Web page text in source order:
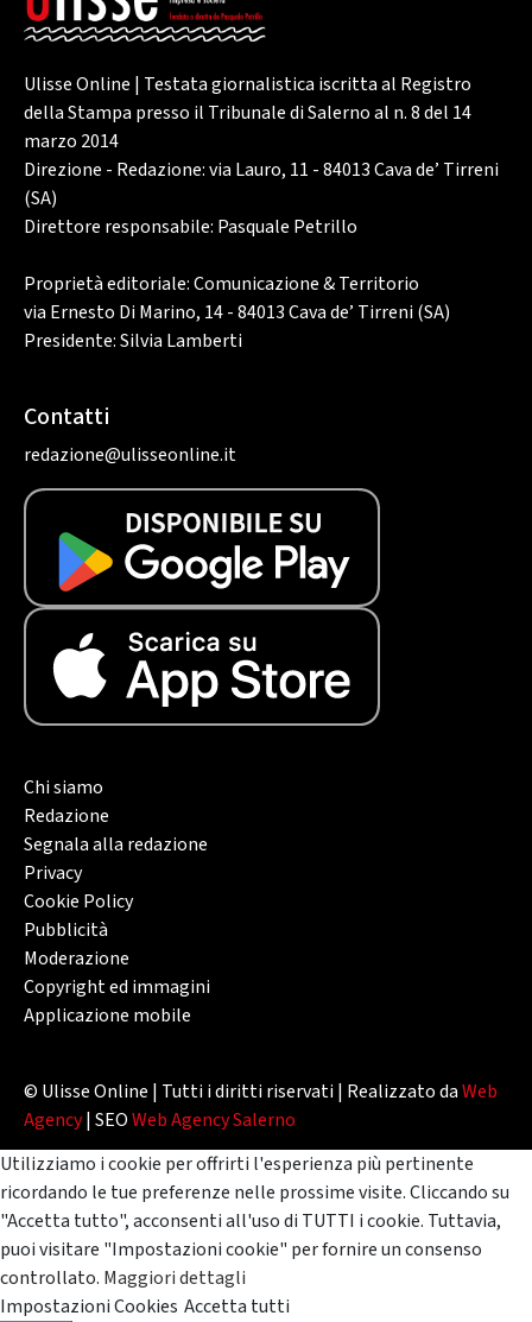
Ulisse Online | Testata giornalistica iscritta al Registro
della Stampa presso il Tribunale di Salerno al n. 8 del 14
marzo 2014
Direzione - Redazione: via Lauro, 11 - 84013 Cava de’ Tirreni
(SA)
Direttore responsabile: Pasquale Petrillo
Proprietà editoriale: Comunicazione & Territorio
via Ernesto Di Marino, 14 - 84013 Cava de’ Tirreni (SA)
Presidente: Silvia Lamberti
Contatti
redazione@ulisseonline.it
Chi siamo
Redazione
Segnala alla redazione
Privacy
Cookie Policy
Pubblicità
Moderazione
Copyright ed immagini
Applicazione mobile
© Ulisse Online | Tutti i diritti riservati | Realizzato daWeb
Agency| SEOWeb Agency Salerno
Utilizziamo i cookie per offrirti l'esperienza più pertinente
ricordando le tue preferenze nelle prossime visite. Cliccando su
"Accetta tutto", acconsenti all'uso di TUTTI i cookie. Tuttavia,
puoi visitare "Impostazioni cookie" per fornire un consenso
controllato. Maggiori dettagli
Impostazioni Cookies Accetta tutti